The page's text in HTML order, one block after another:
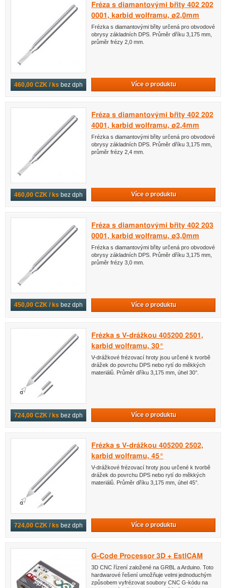
460,00 CZK / ks bez dph
Fréza s diamantovými břity 402 202
0001, karbid wolframu, ø2,0mm
Frézka s diamantovými břity určená pro obvodové
obrysy základních DPS. Průměr dříku 3,175 mm,
průměr frézy 2,0 mm.
Více o produktu
460,00 CZK / ks bez dph
Fréza s diamantovými břity 402 202
4001, karbid wolframu, ø2,4mm
Frézka s diamantovými břity určená pro obvodové
obrysy základních DPS. Průměr dříku 3,175 mm,
průměr frézy 2,4 mm.
Více o produktu
450,00 CZK / ks bez dph
Fréza s diamantovými břity 402 203
0001, karbid wolframu, ø3,0mm
Frézka s diamantovými břity určená pro obvodové
obrysy základních DPS. Průměr dříku 3,175 mm,
průměr frézy 3,0 mm.
Více o produktu
724,00 CZK / ks bez dph
Frézka s V-drážkou 405200 2501,
karbid wolframu, 30°
V-drážkové frézovací hroty jsou určené k tvorbě
drážek do povrchu DPS nebo rytí do měkkých
materiálů. Průměr dříku 3,175 mm, úhel 30°.
Více o produktu
724,00 CZK / ks bez dph
Frézka s V-drážkou 405200 2502,
karbid wolframu, 45°
V-drážkové frézovací hroty jsou určené k tvorbě
drážek do povrchu DPS nebo rytí do měkkých
materiálů. Průměr dříku 3,175 mm, úhel 45°.
Více o produktu
G-Code Processor 3D + EstlCAM
3D CNC řízení založené na GRBL a Arduino. Toto
hardwarové řešení umožňuje velmi jednoduchým
způsobem vyfrézovat soubory CNC G-kódu na